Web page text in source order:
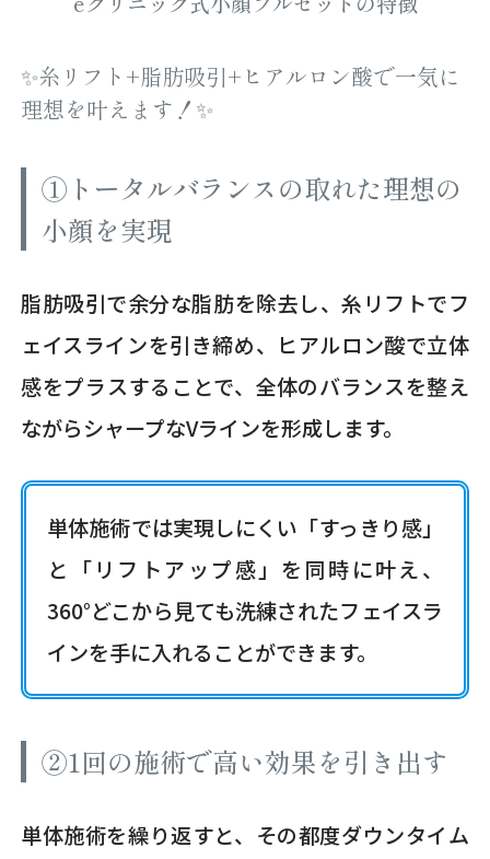
✨糸リフト+脂肪吸引+ヒアルロン酸で一気に
理想を叶えます！✨
①トータルバランスの取れた理想の
小顔を実現
脂肪吸引で余分な脂肪を除去し、糸リフトでフ
ェイスラインを引き締め、ヒアルロン酸で立体
感をプラスすることで、全体のバランスを整え
ながらシャープなVラインを形成します。
単体施術では実現しにくい「すっきり感」
と「リフトアップ感」を同時に叶え、
360°どこから見ても洗練されたフェイスラ
インを手に入れることができます。
②1回の施術で高い効果を引き出す
単体施術を繰り返すと、その都度ダウンタイム